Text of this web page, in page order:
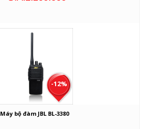
-12%
Máy bộ đàm JBL BL-3380